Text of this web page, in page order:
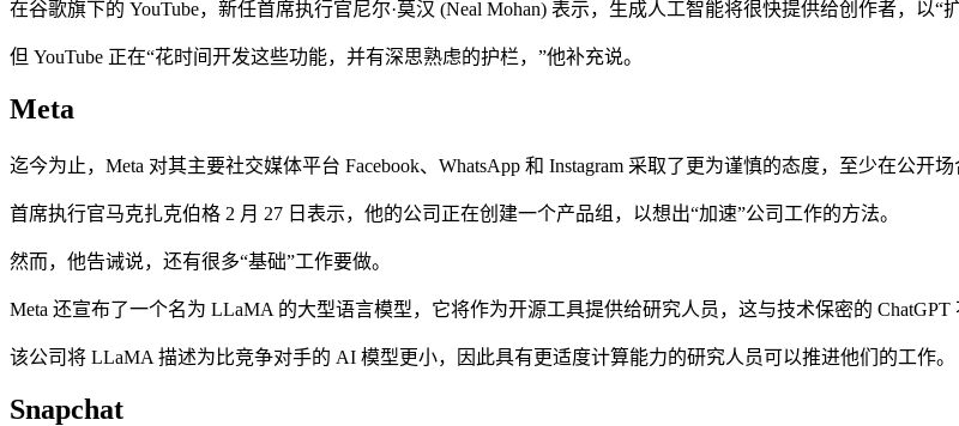
在谷歌旗下的 YouTube，新任首席执行官尼尔·莫汉 (Neal Mohan) 表示，生成人工智能将很快提供给创作者，以“
但 YouTube 正在“花时间开发这些功能，并有深思熟虑的护栏，”他补充说。
Meta
迄今为止，Meta 对其主要社交媒体平台 Facebook、WhatsApp 和 Instagram 采取了更为谨慎的态度，至少在公开场
首席执行官马克扎克伯格 2 月 27 日表示，他的公司正在创建一个产品组，以想出“加速”公司工作的方法。
然而，他告诫说，还有很多“基础”工作要做。
Meta 还宣布了一个名为 LLaMA 的大型语言模型，它将作为开源工具提供给研究人员，这与技术保密的 ChatGPT
该公司将 LLaMA 描述为比竞争对手的 AI 模型更小，因此具有更适度计算能力的研究人员可以推进他们的工作。
Snapchat